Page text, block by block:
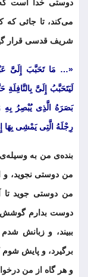
دوستی خدا است که
می‌کند، تا جائی
شریف قدسی قرار
«… مَا تَحَبَّبَ إِلَیَّ
لَیَتَحَبَّبُ إِلَیَّ
بَصَرَهُ الَّذِی یُبْصِرُ بِهِ
رِجْلَهُ الَّتِی یَمْشِی بِهَا
بنده‌ی من به
من دوستی نجوید، و
من دوستی جوید تا
دوست بدارم گوشش
ببیند، و زبانش
برگیرد، و پایش شوم
و هر گاه از من